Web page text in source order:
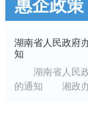
惠企政策
湖南省人民政府
知
湖南省人民政
的通知 湘政办